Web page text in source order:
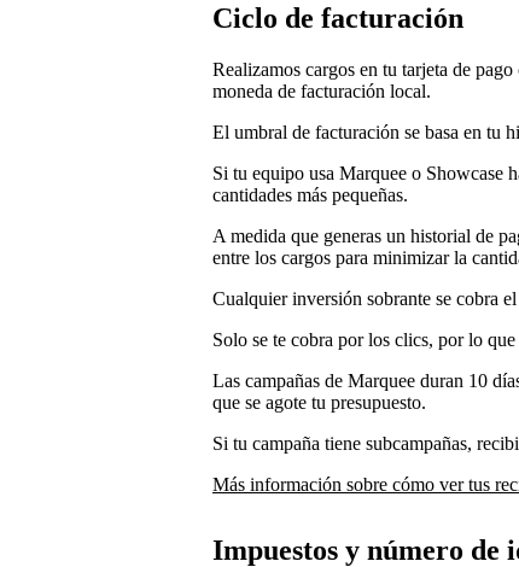
Ciclo de facturación
Realizamos cargos en tu tarjeta de
moneda de facturación local.
El umbral de facturación se basa en tu
Si tu equipo usa Marquee o Showcase
cantidades más pequeñas.
A medida que generas un historial de
entre los cargos para minimizar la
Cualquier inversión sobrante se cobra
Solo se te cobra por los clics, por lo
Las campañas de Marquee duran 10
que se agote tu presupuesto.
Si tu campaña tiene subcampañas,
Más información sobre cómo ver tus
Impuestos y número